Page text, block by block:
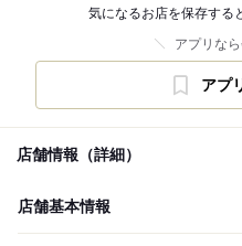
気になるお店を保存する
アプリな
アプ
店舗情報（詳細）
店舗基本情報